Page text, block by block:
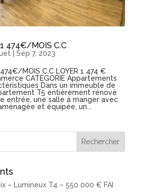
474€/MOIS C.C
Sep 7, 2023
MOIS C.C LOYER 1 474 €
CATÉGORIE Appartements
Dans un immeuble de
T5 entièrement rénové
entrée, une salle à manger avec
et équipée, un...
– Lumineux T4 – 550 000 € FAI